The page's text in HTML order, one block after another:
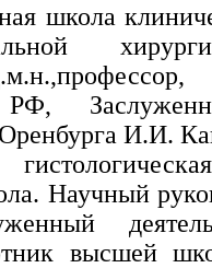
школа
Оренбурга И.И.
Научный
высшей